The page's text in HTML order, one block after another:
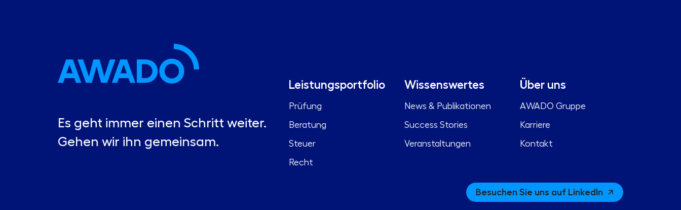
Es geht immer einen Schritt weiter.
Gehen wir ihn gemeinsam.
Leistungsportfolio
Prüfung
Beratung
Steuer
Recht
Wissenswertes
News & Publikationen
Success Stories
Veranstaltungen
Über uns
AWADO Gruppe
Karriere
Kontakt
Besuchen Sie uns auf LinkedIn